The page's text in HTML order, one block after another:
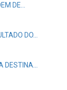
DE…
DO…
DESTINA…